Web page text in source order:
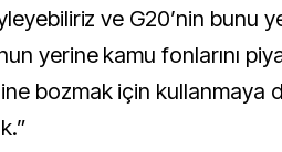
ve G20’nin bunu
yerine kamu fonlarını
bozmak için kullanmaya